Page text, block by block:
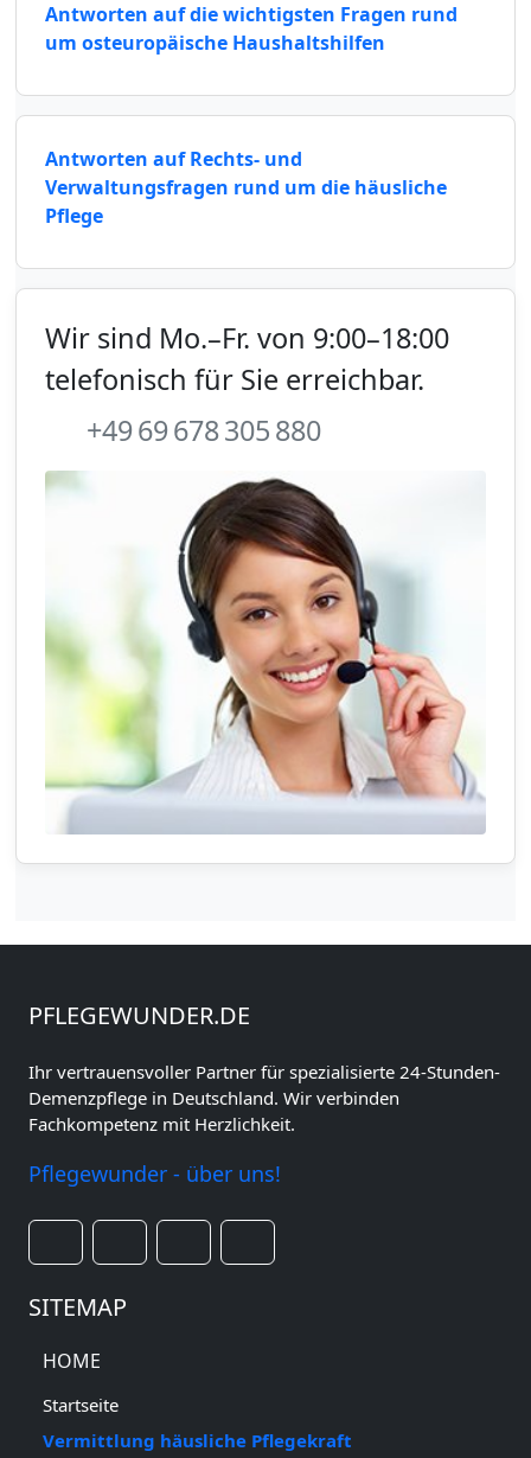
Antworten auf die wichtigsten Fragen rund
um osteuropäische Haushaltshilfen
Antworten auf Rechts- und
Verwaltungsfragen rund um die häusliche
Pflege
Wir sind Mo.–Fr. von 9:00–18:00
telefonisch für Sie erreichbar.
+49 69 678 305 880
PFLEGEWUNDER.DE
Ihr vertrauensvoller Partner für spezialisierte 24-Stunden-
Demenzpflege in Deutschland. Wir verbinden
Fachkompetenz mit Herzlichkeit.
Pflegewunder - über uns!
SITEMAP
HOME
Startseite
Vermittlung häusliche Pflegekraft